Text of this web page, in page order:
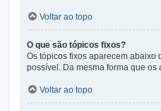
Voltar ao topo
O que são tópicos fixos?
Os tópicos fixos aparecem
possível. Da mesma forma que
Voltar ao topo